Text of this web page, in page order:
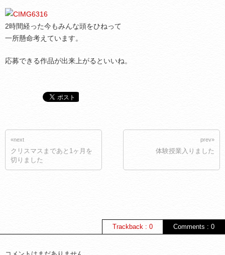
2時間経った今もみんな頭をひねって
一所懸命考えています。
応募できる作品が出来上がるといいね。
«next
クリスマスまであと1ヶ月を
切りました
prev»
体験授業入りました
Comments : 0
Trackback : 0